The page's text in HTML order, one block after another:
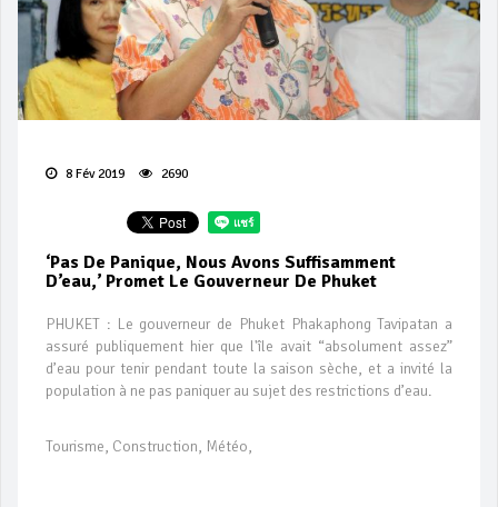
8 Fév 2019 2690
‘Pas De Panique, Nous Avons Suffisamment
D’eau,’ Promet Le Gouverneur De Phuket
PHUKET : Le gouverneur de Phuket Phakaphong Tavipatan a
assuré publiquement hier que l'île avait “absolument assez”
d’eau pour tenir pendant toute la saison sèche, et a invité la
population à ne pas paniquer au sujet des restrictions d’eau.
Tourisme, Construction, Météo,